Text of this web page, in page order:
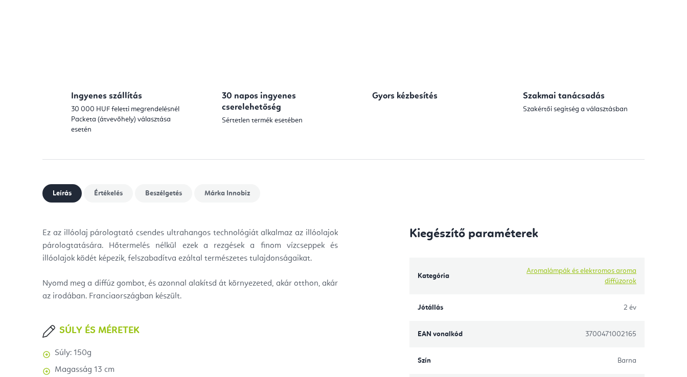
Ingyenes szállítás
30 000 HUF feletti megrendelésnél
Packeta (átvevőhely) választása
esetén
30 napos ingyenes
cserelehetőség
Sértetlen termék esetében
Gyors kézbesítés Szakmai tanácsadás
Szakértői segítség a választásban
Leírás Értékelés Beszélgetés Márka Innobiz
Ez az illóolaj párologtató csendes ultrahangos technológiát alkalmaz az illóolajok
párologtatására. Hőtermelés nélkül ezek a rezgések a finom vízcseppek és
illóolajok ködét képezik, felszabadítva ezáltal természetes tulajdonságaikat.
Nyomd meg a diffúz gombot, és azonnal alakítsd át környezeted, akár otthon, akár
az irodában. Franciaországban készült.
SÚLY ÉS MÉRETEK
Súly: 150g
Magasság 13 cm
Kiegészítő paraméterek
Kategória
Aromalámpák és elektromos aroma
diffúzorok
Jótállás 2 év
EAN vonalkód 3700471002165
Szín Barna